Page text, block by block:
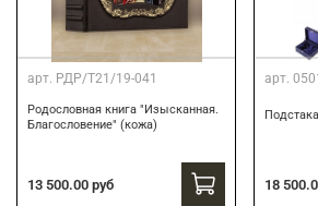
арт. РДР/Т21/19-041
Родословная книга "Изысканная.
Благословение" (кожа)
13 500.00 руб
арт.
18